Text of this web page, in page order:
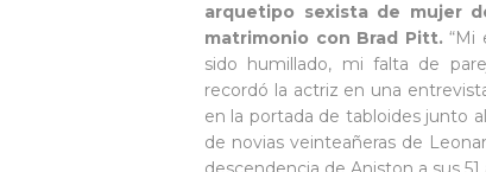
arquetipo sexista de mujer
matrimonio con Brad Pitt. “Mi
sido humillado, mi falta de
recordó la actriz en una
en la portada de tabloides junto
de novias veinteañeras de